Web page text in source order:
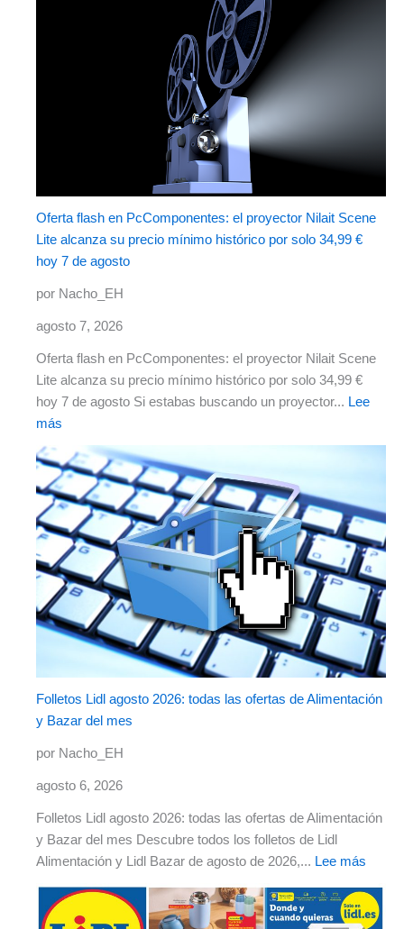
Oferta flash en PcComponentes: el proyector Nilait Scene
Lite alcanza su precio mínimo histórico por solo 34,99 €
hoy 7 de agosto
por Nacho_EH
agosto 7, 2026
Oferta flash en PcComponentes: el proyector Nilait Scene
Lite alcanza su precio mínimo histórico por solo 34,99 €
hoy 7 de agosto Si estabas buscando un proyector... Lee
más
Folletos Lidl agosto 2026: todas las ofertas de Alimentación
y Bazar del mes
por Nacho_EH
agosto 6, 2026
Folletos Lidl agosto 2026: todas las ofertas de Alimentación
y Bazar del mes Descubre todos los folletos de Lidl
Alimentación y Lidl Bazar de agosto de 2026,... Lee más